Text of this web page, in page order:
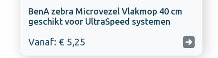
BenA zebra Microvezel Vlakmop 40 cm
geschikt voor UltraSpeed systemen
Vanaf: € 5,25